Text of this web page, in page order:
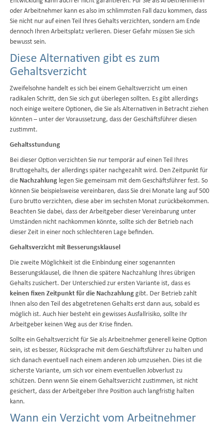
oder Arbeitnehmer kann es also im schlimmsten Fall dazu kommen, dass
Sie nicht nur auf einen Teil Ihres Gehalts verzichten, sondern am Ende
dennoch Ihren Arbeitsplatz verlieren. Dieser Gefahr müssen Sie sich
bewusst sein.
Diese Alternativen gibt es zum
Gehaltsverzicht
Zweifelsohne handelt es sich bei einem Gehaltsverzicht um einen
radikalen Schritt, den Sie sich gut überlegen sollten. Es gibt allerdings
noch einige weitere Optionen, die Sie als Alternativen in Betracht ziehen
könnten – unter der Voraussetzung, dass der Geschäftsführer diesen
zustimmt.
Gehaltsstundung
Bei dieser Option verzichten Sie nur temporär auf einen Teil Ihres
Bruttogehalts, der allerdings später nachgezahlt wird. Den Zeitpunkt für
die Nachzahlung legen Sie gemeinsam mit dem Geschäftsführer fest. So
können Sie beispielsweise vereinbaren, dass Sie drei Monate lang auf 500
Euro brutto verzichten, diese aber im sechsten Monat zurückbekommen.
Beachten Sie dabei, dass der Arbeitgeber dieser Vereinbarung unter
Umständen nicht nachkommen könnte, sollte sich der Betrieb nach
dieser Zeit in einer noch schlechteren Lage befinden.
Gehaltsverzicht mit Besserungsklausel
Die zweite Möglichkeit ist die Einbindung einer sogenannten
Besserungsklausel, die Ihnen die spätere Nachzahlung Ihres übrigen
Gehalts zusichert. Der Unterschied zur ersten Variante ist, dass es
keinen fixen Zeitpunkt für die Nachzahlung gibt. Der Betrieb zahlt
Ihnen also den Teil des abgetretenen Gehalts erst dann aus, sobald es
möglich ist. Auch hier besteht ein gewisses Ausfallrisiko, sollte Ihr
Arbeitgeber keinen Weg aus der Krise finden.
Sollte ein Gehaltsverzicht für Sie als Arbeitnehmer generell keine Option
sein, ist es besser, Rücksprache mit dem Geschäftsführer zu halten und
sich danach eventuell nach einem anderen Job umzusehen. Dies ist die
sicherste Variante, um sich vor einem eventuellen Jobverlust zu
schützen. Denn wenn Sie einem Gehaltsverzicht zustimmen, ist nicht
gesichert, dass der Arbeitgeber Ihre Position auch langfristig halten
kann.
Wann ein Verzicht vom Arbeitnehmer